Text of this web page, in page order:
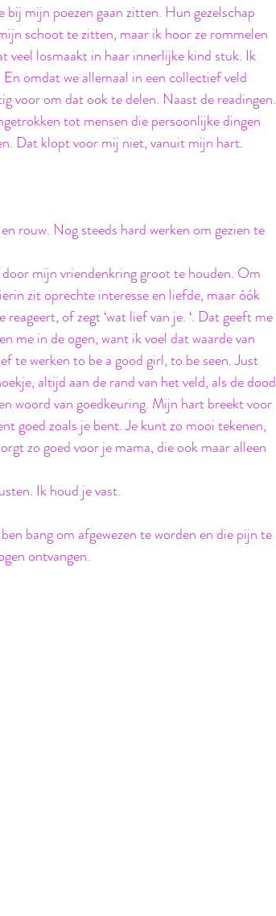
mijn poezen gaan zitten. Hun gezelschap
schoot te zitten, maar ik hoor ze rommelen
veel losmaakt in haar innerlijke kind stuk. Ik
omdat we allemaal in een collectief veld
voor om dat ook te delen. Naast de readingen.
tot mensen die persoonlijke dingen
Dat klopt voor mij niet, vanuit mijn hart.
rouw. Nog steeds hard werken om gezien te
mijn vriendenkring groot te houden. Om
zit oprechte interesse en liefde, maar óók
of zegt ‘wat lief van je. ‘. Dat geeft me
me in de ogen, want ik voel dat waarde van
te werken to be a good girl, to be seen. Just
altijd aan de rand van het veld, als de dood
woord van goedkeuring. Mijn hart breekt voor
goed zoals je bent. Je kunt zo mooi tekenen,
zo goed voor je mama, die ook maar alleen
Ik houd je vast.
bang om afgewezen te worden en die pijn te
ontvangen.